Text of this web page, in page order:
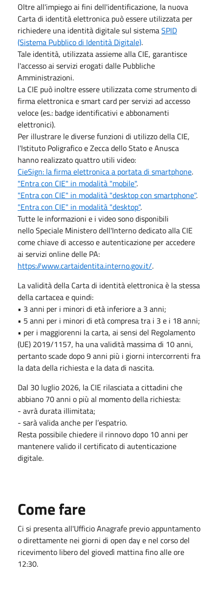
Oltre all'impiego ai fini dell'identificazione, la nuova
Carta di identità elettronica può essere utilizzata per
richiedere una identità digitale sul sistemaSPID
(Sistema Pubblico di Identità Digitale).
Tale identità, utilizzata assieme alla CIE, garantisce
l'accesso ai servizi erogati dalle Pubbliche
Amministrazioni.
La CIE può inoltre essere utilizzata come strumento di
firma elettronica e smart card per servizi ad accesso
veloce (es.: badge identificativi e abbonamenti
elettronici).
Per illustrare le diverse funzioni di utilizzo della CIE,
l'Istituto Poligrafico e Zecca dello Stato e Anusca
hanno realizzato quattro utili video:
CieSign: la firma elettronica a portata di smartphone.
"Entra con CIE" in modalità "mobile".
"Entra con CIE" in modalità "desktop con smartphone".
"Entra con CIE" in modalità "desktop".
Tutte le informazioni e i video sono disponibili
nello Speciale Ministero dell'Interno dedicato alla CIE
come chiave di accesso e autenticazione per accedere
ai servizi online delle PA:
https://www.cartaidentita.interno.gov.it/.
La validità della Carta di identità elettronica è la stessa
della cartacea e quindi:
• 3 anni per i minori di età inferiore a 3 anni;
• 5 anni per i minori di età compresa tra i 3 e i 18 anni;
• per i maggiorenni la carta, ai sensi del Regolamento
(UE) 2019/1157, ha una validità massima di 10 anni,
pertanto scade dopo 9 anni più i giorni intercorrenti fra
la data della richiesta e la data di nascita.
Dal 30 luglio 2026, la CIE rilasciata a cittadini che
abbiano 70 anni o più al momento della richiesta:
- avrà durata illimitata;
- sarà valida anche per l’espatrio.
Resta possibile chiedere il rinnovo dopo 10 anni per
mantenere valido il certificato di autenticazione
digitale.
Come fare
Ci si presenta all'Ufficio Anagrafe previo appuntamento
o direttamente nei giorni di open day e nel corso del
ricevimento libero del giovedì mattina fino alle ore
12:30.